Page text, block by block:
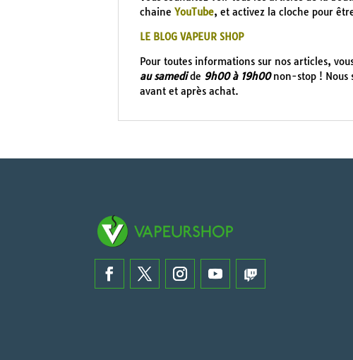
chaine YouTube, et activez la cloche pour
LE BLOG VAPEUR SHOP
Pour toutes informations sur nos articles,
au samedide 9h00 à 19h00non-stop ! Nous
avant et après achat.